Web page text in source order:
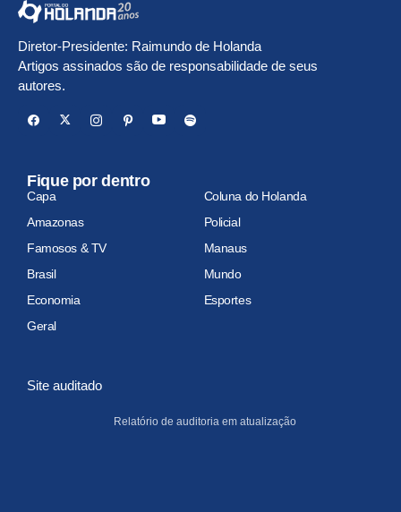
Diretor-Presidente: Raimundo de Holanda
Artigos assinados são de responsabilidade de seus
autores.
Fique por dentro
Capa
Coluna do Holanda
Amazonas
Policial
Famosos & TV
Manaus
Brasil
Mundo
Economia
Esportes
Geral
Site auditado
Relatório de auditoria em atualização